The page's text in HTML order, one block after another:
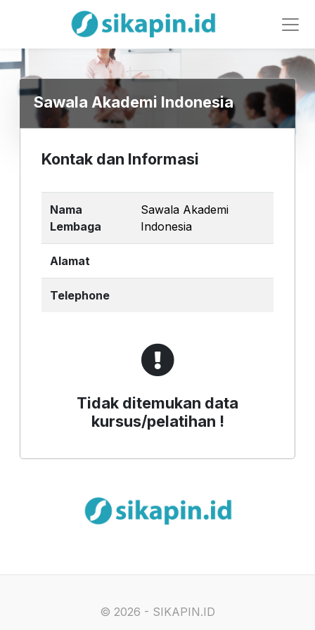
Sawala Akademi Indonesia
Kontak dan Informasi
Nama
Lembaga
Sawala Akademi
Indonesia
Alamat
Telephone
Tidak ditemukan data
kursus/pelatihan !
© 2026 - SIKAPIN.ID